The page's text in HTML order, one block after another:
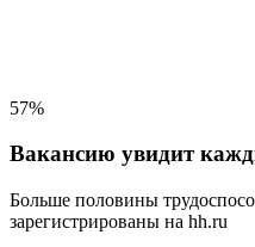
57%
Вакансию увидит
Больше половины
зарегистрированы на hh.ru